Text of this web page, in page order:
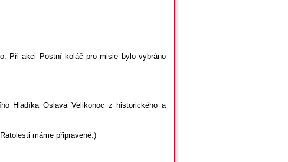
Při akci Postní koláč pro misie bylo vybráno
Hladíka Oslava Velikonoc z historického a
máme připravené.)